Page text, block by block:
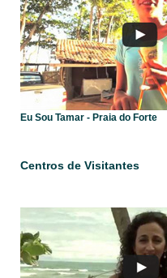
Eu Sou Tamar - Praia do Forte
Centros de Visitantes